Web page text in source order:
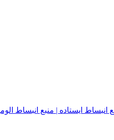
ایستاده | منبع انبساط